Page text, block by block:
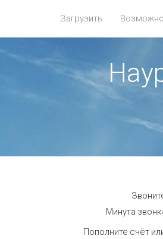
Загрузить
Минута
Пополните счёт